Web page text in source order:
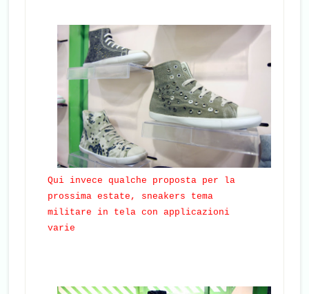
Qui invece qualche proposta per la
prossima estate, sneakers tema
militare in tela con applicazioni
varie